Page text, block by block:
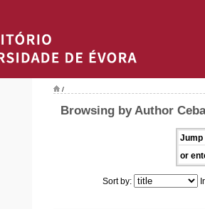
/
Browsing by Author
Jump
or
Sort by: